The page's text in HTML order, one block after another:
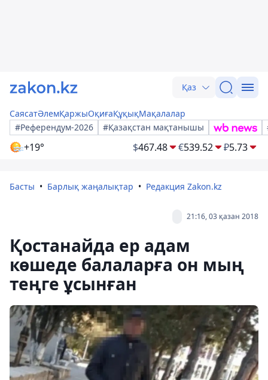
Қаз
СаясатӘлемҚаржыОқиғаҚұқықМақалалар
#Референдум-2026
#Қазақстан мақтанышы
+19° $467.48 €539.52 ₽5.73
Басты Барлық жаңалықтар Редакция Zakon.kz
21:16, 03 қазан 2018
Қостанайда ер адам
көшеде балаларға он мың
теңге ұсынған